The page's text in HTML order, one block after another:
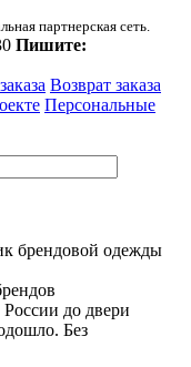
партнерская сеть.
Пишите:
Возврат заказа
Персональные
брендовой одежды
России до двери
Без